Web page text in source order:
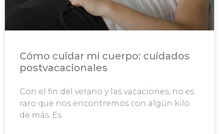
Cómo cuidar mi cuerpo: cuidados
postvacacionales
Con el fin del verano y las vacaciones, no es
raro que nos encontremos con algún kilo
de más. Es